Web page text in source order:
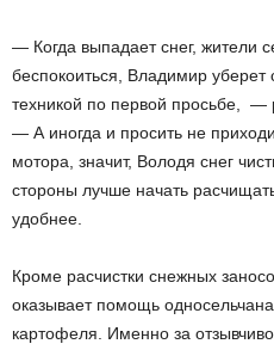
— Когда выпадает снег, жители
беспокоиться, Владимир
техникой по первой просьбе, —
— А иногда и просить не
мотора, значит, Володя снег
стороны лучше начать
удобнее.
Кроме расчистки снежных
оказывает помощь
картофеля. Именно за